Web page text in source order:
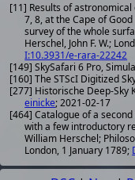
[11] Results of
7, 8, at the Cape of
survey of the whole
Herschel, John F. W.;
I:10.3931/e-rara-22242
[149] SkySafari 6 Pro,
[160] The STScI Digitized
[277] Historische Deep-Sky
einicke; 2021-02-17
[464] Catalogue of a
with a few introductory
William Herschel;
London, 1 January 1789;